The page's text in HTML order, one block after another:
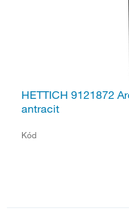
HETTICH 9121872
antracit
Kód